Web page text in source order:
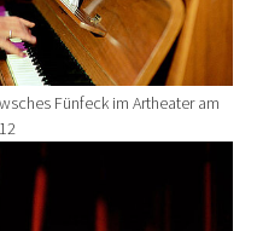
Fünfeck im Artheater am